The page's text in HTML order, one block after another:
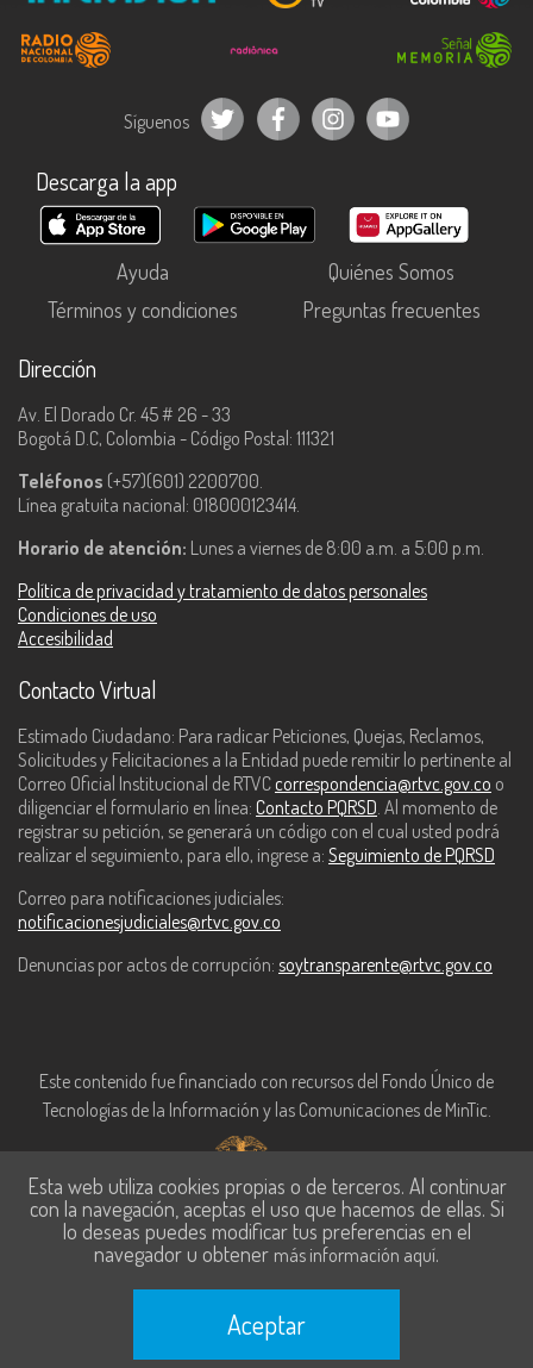
Síguenos
Descarga la app
Ayuda
Quiénes Somos
Términos y condiciones
Preguntas frecuentes
Dirección
Av. El Dorado Cr. 45 # 26 - 33
Bogotá D.C, Colombia - Código Postal: 111321
Teléfonos (+57)(601) 2200700.
Línea gratuita nacional: 018000123414.
Horario de atención: Lunes a viernes de 8:00 a.m. a 5:00 p.m.
Política de privacidad y tratamiento de datos personales
Condiciones de uso
Accesibilidad
Contacto Virtual
Estimado Ciudadano: Para radicar Peticiones, Quejas, Reclamos,
Solicitudes y Felicitaciones a la Entidad puede remitir lo pertinente al
Correo Oficial Institucional de RTVC correspondencia@rtvc.gov.co o
diligenciar el formulario en línea: Contacto PQRSD. Al momento de
registrar su petición, se generará un código con el cual usted podrá
realizar el seguimiento, para ello, ingrese a: Seguimiento de PQRSD
Correo para notificaciones judiciales:
notificacionesjudiciales@rtvc.gov.co
Denuncias por actos de corrupción: soytransparente@rtvc.gov.co
Este contenido fue financiado con recursos del Fondo Único de
Tecnologías de la Información y las Comunicaciones de MinTic.
Esta web utiliza cookies propias o de terceros. Al continuar
con la navegación, aceptas el uso que hacemos de ellas. Si
lo deseas puedes modificar tus preferencias en el
navegador u obtener más información aquí.
Aceptar